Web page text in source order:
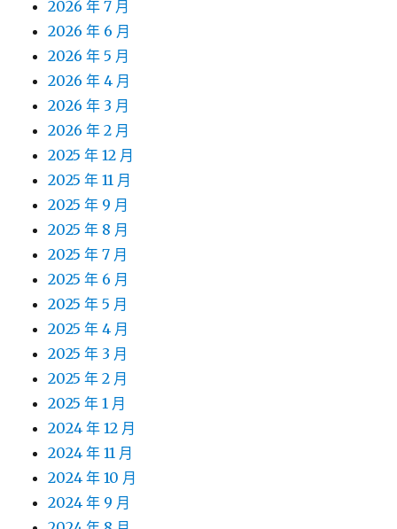
2026 年 7 月
2026 年 6 月
2026 年 5 月
2026 年 4 月
2026 年 3 月
2026 年 2 月
2025 年 12 月
2025 年 11 月
2025 年 9 月
2025 年 8 月
2025 年 7 月
2025 年 6 月
2025 年 5 月
2025 年 4 月
2025 年 3 月
2025 年 2 月
2025 年 1 月
2024 年 12 月
2024 年 11 月
2024 年 10 月
2024 年 9 月